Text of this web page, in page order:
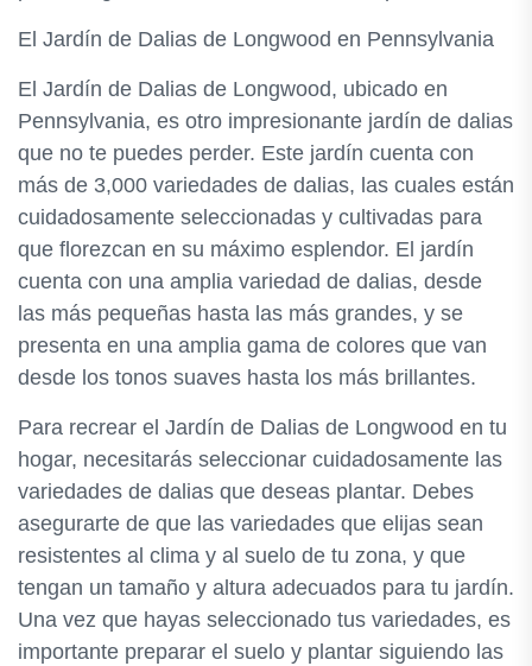
El Jardín de Dalias de Longwood en Pennsylvania
El Jardín de Dalias de Longwood, ubicado en
Pennsylvania, es otro impresionante jardín de dalias
que no te puedes perder. Este jardín cuenta con
más de 3,000 variedades de dalias, las cuales están
cuidadosamente seleccionadas y cultivadas para
que florezcan en su máximo esplendor. El jardín
cuenta con una amplia variedad de dalias, desde
las más pequeñas hasta las más grandes, y se
presenta en una amplia gama de colores que van
desde los tonos suaves hasta los más brillantes.
Para recrear el Jardín de Dalias de Longwood en tu
hogar, necesitarás seleccionar cuidadosamente las
variedades de dalias que deseas plantar. Debes
asegurarte de que las variedades que elijas sean
resistentes al clima y al suelo de tu zona, y que
tengan un tamaño y altura adecuados para tu jardín.
Una vez que hayas seleccionado tus variedades, es
importante preparar el suelo y plantar siguiendo las